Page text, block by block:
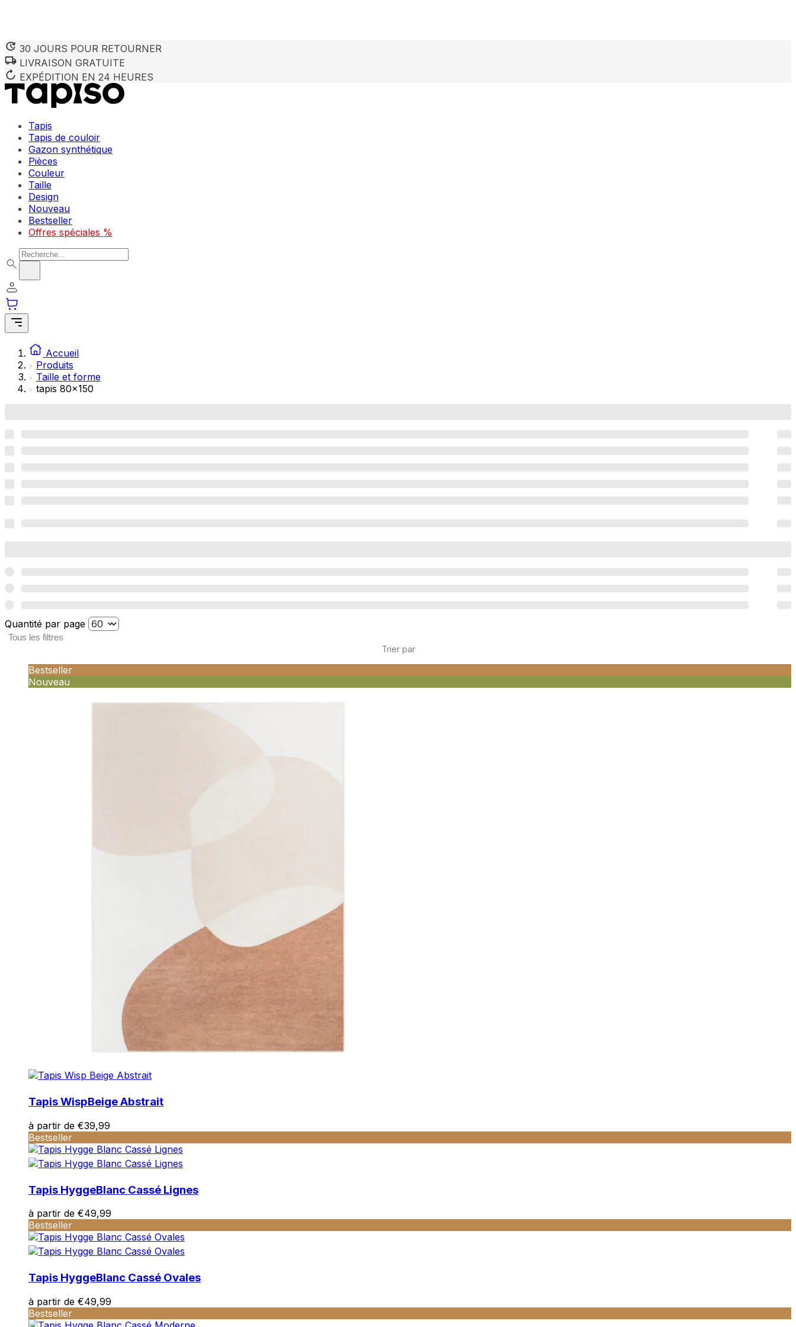
30 JOURS POUR RETOURNER
LIVRAISON GRATUITE
EXPÉDITION EN 24 HEURES
Tapis
Tapis de couloir
Gazon synthétique
Pièces
Couleur
Taille
Design
Nouveau
Bestseller
Offres spéciales %
Recherche de produits
Accueil
Produits
Taille et forme
tapis 80x150
Quantité par page
Tous les filtres
Trier par
Bestseller
Nouveau
Tapis WispBeige Abstrait
à partir de €39,99
Bestseller
Tapis HyggeBlanc Cassé Lignes
à partir de €49,99
Bestseller
Tapis HyggeBlanc Cassé Ovales
à partir de €49,99
Bestseller